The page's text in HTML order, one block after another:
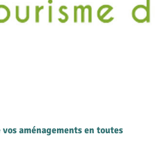
aménagements en toutes